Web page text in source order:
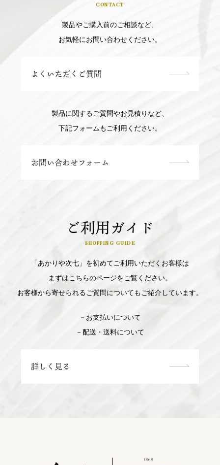
CONTACT
製品やご購入前のご相談など、
お気軽にお問い合わせください。
よくいただくご質問
製品に関するご質問やお見積りなど、
下記フォームもご利用ください。
お問い合わせフォーム
ご利用ガイド
SHOPPING GUIDE
「あかりや次七」を初めてご利用いただくお客様は
まずはこちらのページをご覧ください。
お客様から寄せられるご質問についてもご紹介しています。
－お支払いについて
－配送・送料について
詳しく見る